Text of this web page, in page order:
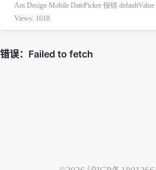
Ant Design Mobile DatePicker 报错
Views: 1018